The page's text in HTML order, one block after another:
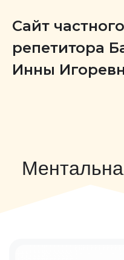
Сайт частного
репетитора
Инны